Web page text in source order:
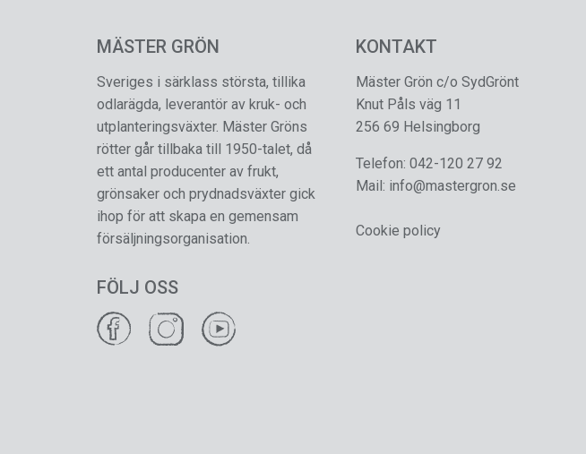
MÄSTER GRÖN
Sveriges i särklass största, tillika
odlarägda, leverantör av kruk- och
utplanteringsväxter. Mäster Gröns
rötter går tillbaka till 1950-talet, då
ett antal producenter av frukt,
grönsaker och prydnadsväxter gick
ihop för att skapa en gemensam
försäljningsorganisation.
FÖLJ OSS
KONTAKT
Mäster Grön c/o SydGrönt
Knut Påls väg 11
256 69 Helsingborg
Telefon:042-120 27 92
Mail: info@mastergron.se
Cookie policy